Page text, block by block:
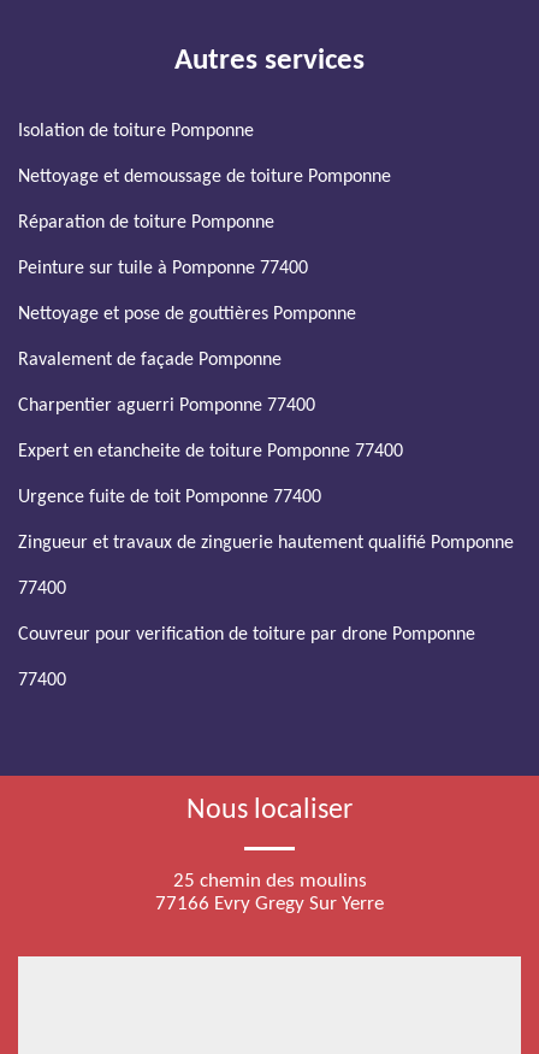
Autres services
Isolation de toiture Pomponne
Nettoyage et demoussage de toiture Pomponne
Réparation de toiture Pomponne
Peinture sur tuile à Pomponne 77400
Nettoyage et pose de gouttières Pomponne
Ravalement de façade Pomponne
Charpentier aguerri Pomponne 77400
Expert en etancheite de toiture Pomponne 77400
Urgence fuite de toit Pomponne 77400
Zingueur et travaux de zinguerie hautement qualifié Pomponne
77400
Couvreur pour verification de toiture par drone Pomponne
77400
Nous localiser
25 chemin des moulins
77166 Evry Gregy Sur Yerre